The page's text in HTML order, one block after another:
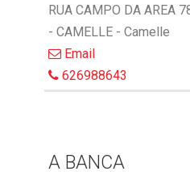
RUA CAMPO DA AREA
- CAMELLE - Camelle
Email
626988643
A BANCA